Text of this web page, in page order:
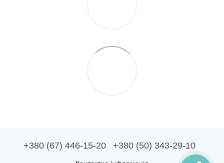
+380 (67) 446-15-20 +380 (50) 343-29-10